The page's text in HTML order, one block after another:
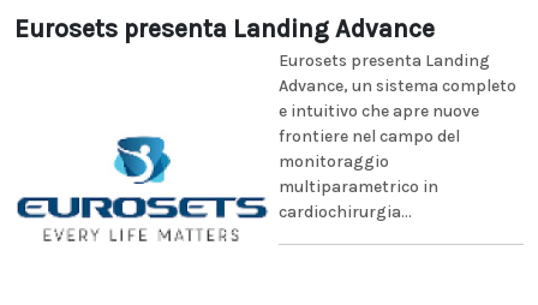
Eurosets presenta Landing Advance
Eurosets presenta Landing
Advance, un sistema completo
e intuitivo che apre nuove
frontiere nel campo del
monitoraggio
multiparametrico in
cardiochirurgia...